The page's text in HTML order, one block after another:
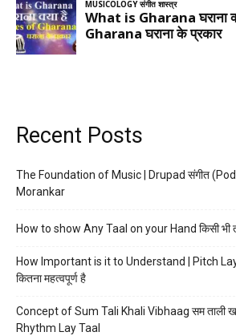
Recent Posts
The Foundation of Music | Drupad संगीत
Morankar
How to show Any Taal on your Hand किसी भी
How Important is it to Understand | Pitch
कितना महत्वपूर्ण है
Concept of Sum Tali Khali Vibhaag सम ताली
Rhythm Lay Taal